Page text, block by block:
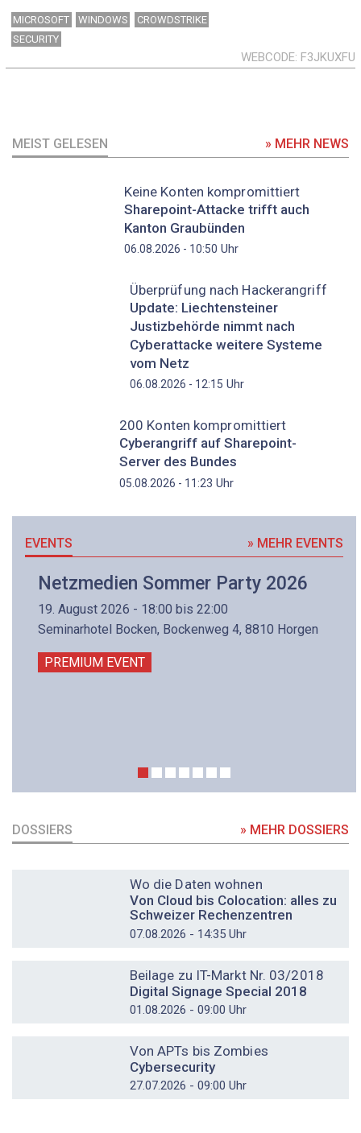
MICROSOFT WINDOWS
CROWDSTRIKE
SECURITY
WEBCODE F3JKUXFU
MEIST GELESEN » MEHR NEWS
Keine Konten kompromittiert
Sharepoint-Attacke trifft auch
Kanton Graubünden
06.08.2026 - 10:50 Uhr
Überprüfung nach Hackerangriff
Update: Liechtensteiner
Justizbehörde nimmt nach
Cyberattacke weitere Systeme
vom Netz
06.08.2026 - 12:15 Uhr
200 Konten kompromittiert
Cyberangriff auf Sharepoint-
Server des Bundes
05.08.2026 - 11:23 Uhr
EVENTS » MEHR EVENTS
Netzmedien Sommer Party 2026
19. August 2026 - 18:00 bis 22:00
Seminarhotel Bocken, Bockenweg 4, 8810 Horgen
PREMIUM EVENT
DOSSIERS » MEHR DOSSIERS
Wo die Daten wohnen
Von Cloud bis Colocation: alles zu
Schweizer Rechenzentren
07.08.2026 - 14:35 Uhr
Beilage zu IT-Markt Nr. 03/2018
Digital Signage Special 2018
01.08.2026 - 09:00 Uhr
Von APTs bis Zombies
Cybersecurity
27.07.2026 - 09:00 Uhr